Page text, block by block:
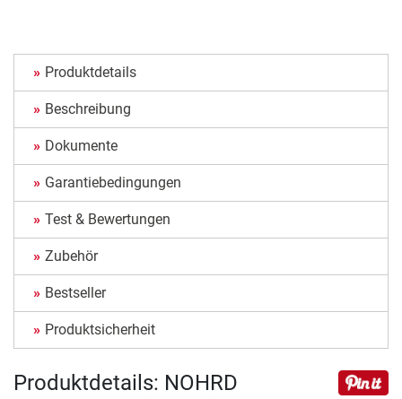
Produktdetails
Beschreibung
Dokumente
Garantiebedingungen
Test & Bewertungen
Zubehör
Bestseller
Produktsicherheit
Produktdetails: NOHRD